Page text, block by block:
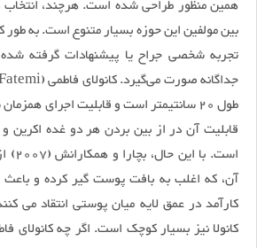
همین منظور طراحی شده است. هرچند، انتخاب
بین مولفین این حوزه بسیار متنوع است. به طور
تجربه شخصی جراح یا پیشنهادات گرفته
طول 20 سانتیمتر است و قابلیت اجرای
قابلیت آن در از بین بردن هر دو غده اکرین و
است.
آن، که اغلب به بافت پوست گیر کرده و
کارآمد در عمق لایه میان پوستی انتقاد می
کانولا نیز بسیار کوچک است. اگر چه کانولای